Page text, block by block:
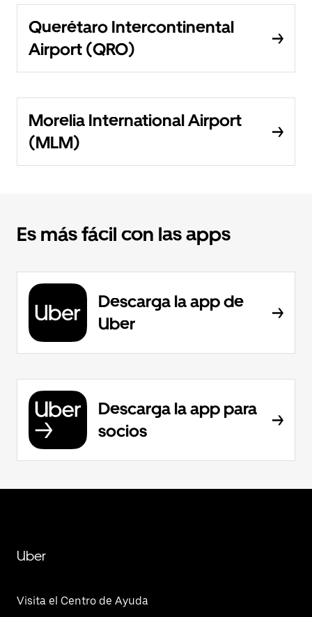
Querétaro Intercontinental
Airport (QRO)
Morelia International Airport
(MLM)
Es más fácil con las apps
Descarga la app de
Uber
Descarga la app para
socios
Uber
Visita el Centro de Ayuda